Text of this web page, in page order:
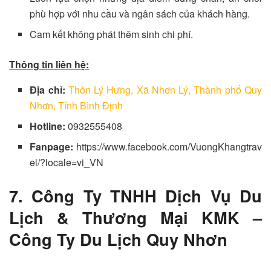
phù hợp với nhu cầu và ngân sách của khách hàng.
Cam kết không phát thêm sinh chi phí.
Thông tin liên hệ:
Địa chỉ: Thôn Lý Hưng, Xã Nhơn Lý, Thành phố Quy
Nhơn, Tỉnh Bình Định
Hotline:0932555408
Fanpage: https://www.facebook.com/VuongKhangtrav
el/?locale=vi_VN
7. Công Ty TNHH Dịch Vụ Du
Lịch & Thương Mại KMK –
Công Ty Du Lịch Quy Nhơn